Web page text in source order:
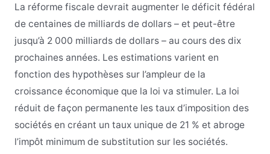
La réforme fiscale devrait augmenter le déficit fédéral
de centaines de milliards de dollars – et peut-être
jusqu’à 2 000 milliards de dollars – au cours des dix
prochaines années. Les estimations varient en
fonction des hypothèses sur l’ampleur de la
croissance économique que la loi va stimuler. La loi
réduit de façon permanente les taux d’imposition des
sociétés en créant un taux unique de 21 % et abroge
l’impôt minimum de substitution sur les sociétés.